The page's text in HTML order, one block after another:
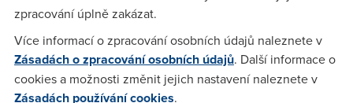
operátorů. Proto si nadále stojí za přímým vyhrazením
spektra i za závazkem národního roamingu. To znamená, že
pokud operátoři blok v pásmu 700 MHz vydraží, novému
poskytovateli služeb budou musetzpřístupnit jejich síť, aby
mohl nabízet všechny služby i během budování vlastní
infrastruktury.
zpracování úplně zakázat.
Více informací o zpracování osobních údajů naleznete v
Zásadách o zpracování osobních údajů. Další informace o
cookies a možnosti změnit jejich nastavení naleznete v
Zásadách používání cookies.